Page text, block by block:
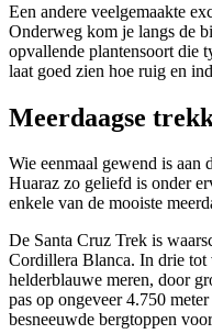
Een andere veelgemaakte
Onderweg kom je langs de
opvallende plantensoort die
laat goed zien hoe ruig en
Meerdaagse
Wie eenmaal gewend is aan
Huaraz zo geliefd is onder
enkele van de mooiste
De Santa Cruz Trek is
Cordillera Blanca. In drie tot
helderblauwe meren, door
pas op ongeveer 4.750
besneeuwde bergtoppen